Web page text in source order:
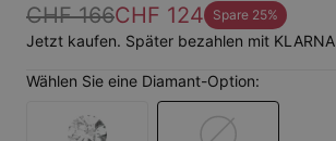
CHF 166CHF 124 Spare 25%
Jetzt kaufen. Später bezahlen mit KLARNA
Wählen Sie eine Diamant-Option: